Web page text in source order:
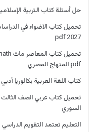
حل أسئلة كتاب التربية الإسلامية أ غيث 2026 بكالوريا
تحميل كتاب الاضواء في
2027 pdf
pdf المنهاج المصري
كتاب اللغة العربية بكالوريا أدبي إصدار 2025
السوري
التعليم تعتمد التقويم الدراسي لعامي 1447 و1448هـ